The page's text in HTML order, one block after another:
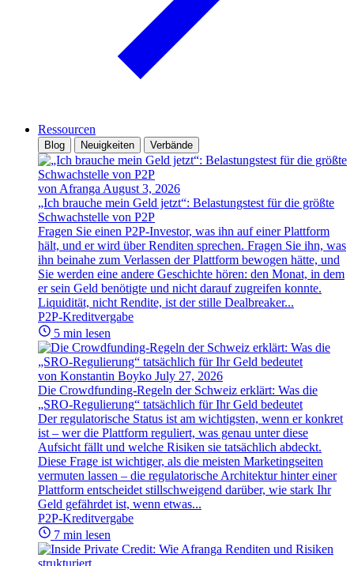
Ressourcen
Blog Neuigkeiten Verbände
von Afranga August 3, 2026
„Ich brauche mein Geld jetzt“: Belastungstest für die größte
Schwachstelle von P2P
Fragen Sie einen P2P-Investor, was ihn auf einer Plattform
hält, und er wird über Renditen sprechen. Fragen Sie ihn, was
ihn beinahe zum Verlassen der Plattform bewogen hätte, und
Sie werden eine andere Geschichte hören: den Monat, in dem
er sein Geld benötigte und nicht darauf zugreifen konnte.
Liquidität, nicht Rendite, ist der stille Dealbreaker...
P2P-Kreditvergabe
5 min lesen
von Konstantin Boyko July 27, 2026
Die Crowdfunding-Regeln der Schweiz erklärt: Was die
„SRO-Regulierung“ tatsächlich für Ihr Geld bedeutet
Der regulatorische Status ist am wichtigsten, wenn er konkret
ist – wer die Plattform reguliert, was genau unter diese
Aufsicht fällt und welche Risiken sie tatsächlich abdeckt.
Diese Frage ist wichtiger, als die meisten Marketingseiten
vermuten lassen – die regulatorische Architektur hinter einer
Plattform entscheidet stillschweigend darüber, wie stark Ihr
Geld gefährdet ist, wenn etwas...
P2P-Kreditvergabe
7 min lesen